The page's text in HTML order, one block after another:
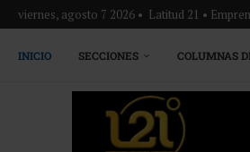
viernes, agosto 7 2026 • Latitud 21 •
INICIO SECCIONES COLUMNAS